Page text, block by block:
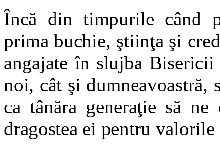
Încă din timpurile când
prima buchie, ştiinţa şi
angajate în slujba
noi, cât şi
ca tânăra generaţie să
dragostea ei pentru